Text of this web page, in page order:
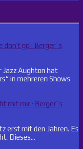
go · Berger´s
Jazz Aughton hat
in mehreren Shows
mit mir · Berger´s
erst mit den Jahren. Es
Dieses...